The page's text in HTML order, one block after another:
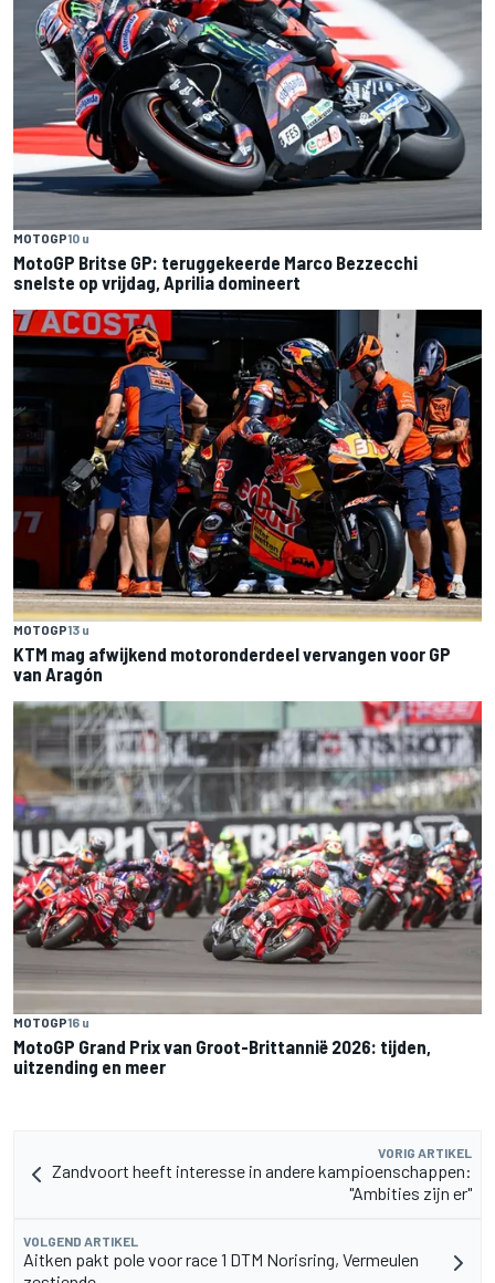
MOTOGP10 u
MotoGP Britse GP: teruggekeerde Marco Bezzecchi
snelste op vrijdag, Aprilia domineert
MOTOGP13 u
KTM mag afwijkend motoronderdeel vervangen voor GP
van Aragón
MOTOGP16 u
MotoGP Grand Prix van Groot-Brittannië 2026: tijden,
uitzending en meer
VORIG ARTIKEL
Zandvoort heeft interesse in andere kampioenschappen:
"Ambities zijn er"
VOLGEND ARTIKEL
Aitken pakt pole voor race 1 DTM Norisring, Vermeulen